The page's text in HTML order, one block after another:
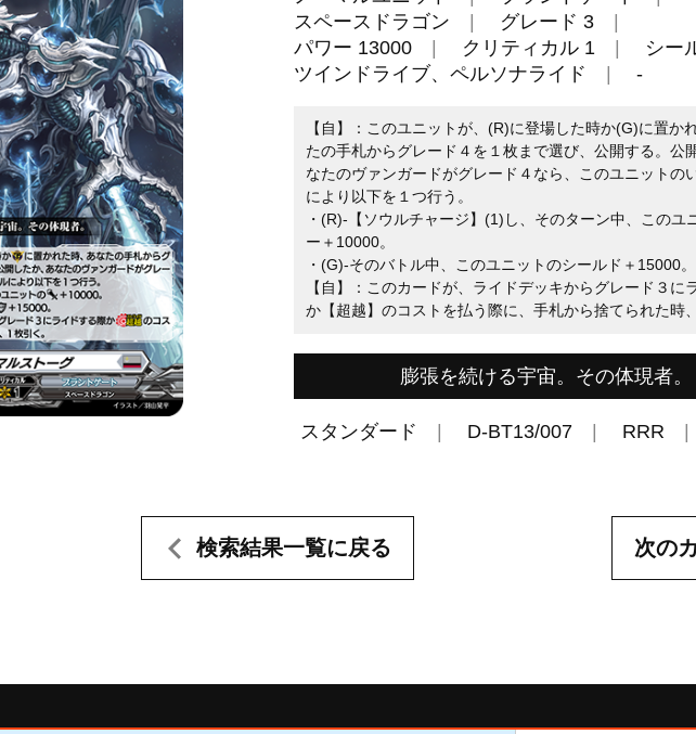
スペースドラゴン
グレード 3
パワー 13000
クリティカル 1
シー
ツインドライブ、ペルソナライド
-
【自】：このユニットが、(R)に登場した時か(G)に置か
たの手札からグレード４を１枚まで選び、公開する。公
なたのヴァンガードがグレード４なら、このユニットの
により以下を１つ行う。
・(R)-【ソウルチャージ】(1)し、そのターン中、このユ
ー＋10000。
・(G)-そのバトル中、このユニットのシールド＋15000。
【自】：このカードが、ライドデッキからグレード３に
か【超越】のコストを払う際に、手札から捨てられた時
膨張を続ける宇宙。その体現者。
スタンダード D-BT13/007 RRR
検索結果一覧に戻る 次の